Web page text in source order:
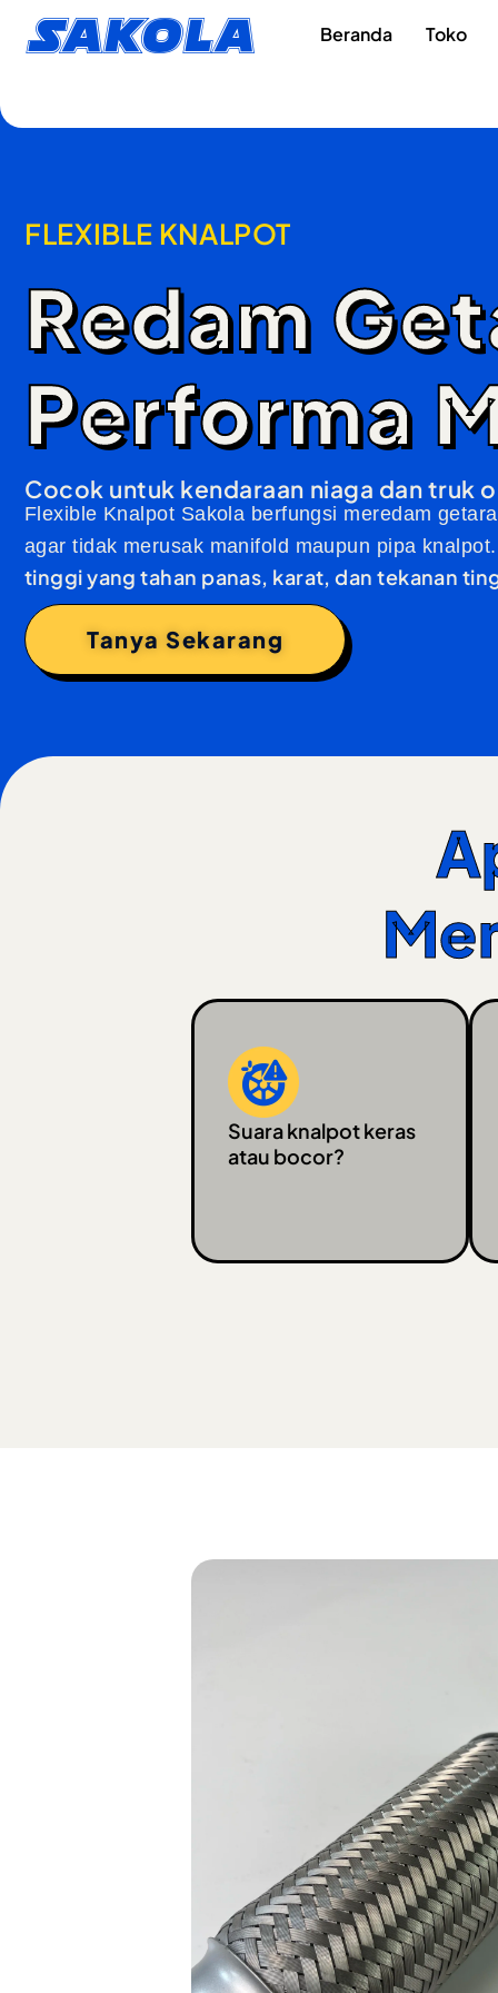
Sakola Beranda Toko
FLEXIBLE KNALPOT
Redam
Performa
Cocok untuk kendaraan niaga dan truk
Flexible Knalpot Sakola berfungsi meredam
agar tidak merusak manifold maupun pipa
tinggi yang tahan panas, karat, dan tekanan
Tanya Sekarang
Suara knalpot keras
atau bocor?